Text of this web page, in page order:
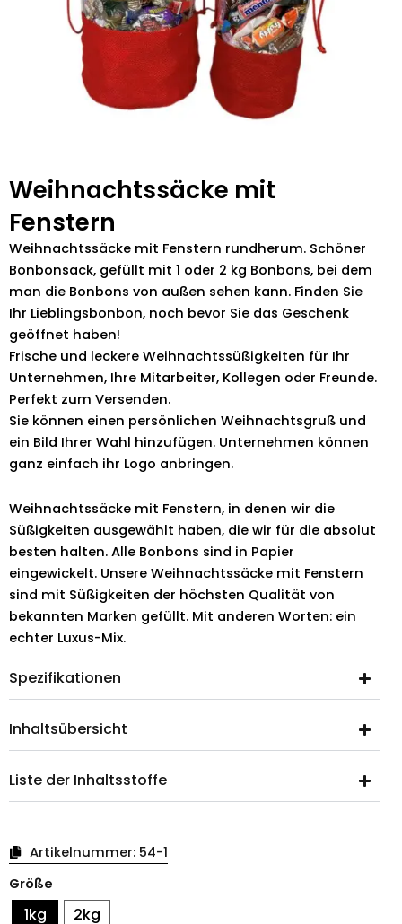
Weihnachtssäcke mit
Fenstern
Weihnachtssäcke mit Fenstern rundherum. Schöner
Bonbonsack, gefüllt mit 1 oder 2 kg Bonbons, bei dem
man die Bonbons von außen sehen kann. Finden Sie
Ihr Lieblingsbonbon, noch bevor Sie das Geschenk
geöffnet haben!
Frische und leckere Weihnachtssüßigkeiten für Ihr
Unternehmen, Ihre Mitarbeiter, Kollegen oder Freunde.
Perfekt zum Versenden.
Sie können einen persönlichen Weihnachtsgruß und
ein Bild Ihrer Wahl hinzufügen. Unternehmen können
ganz einfach ihr Logo anbringen.
Weihnachtssäcke mit Fenstern, in denen wir die
Süßigkeiten ausgewählt haben, die wir für die absolut
besten halten. Alle Bonbons sind in Papier
eingewickelt. Unsere Weihnachtssäcke mit Fenstern
sind mit Süßigkeiten der höchsten Qualität von
bekannten Marken gefüllt. Mit anderen Worten: ein
echter Luxus-Mix.
Spezifikationen
Inhaltsübersicht
Liste der Inhaltsstoffe
Artikelnummer: 54-1
Größe
1kg 2kg
mit
Fenstern